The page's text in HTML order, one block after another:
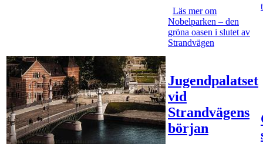
Läs merom
Nobelparken –
den gröna oasen
i slutet av
om
Nobelparken – den
gröna oasen i slutet av
Strandvägen
Jugendpalatset
vid
Strandvägens
början